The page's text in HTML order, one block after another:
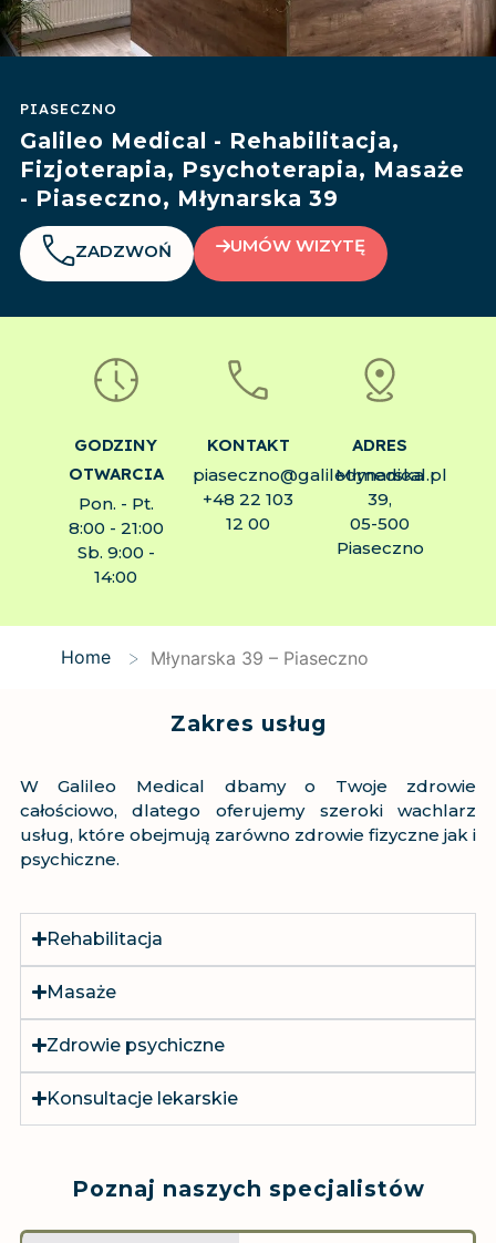
PIASECZNO
Galileo Medical - Rehabilitacja,
Fizjoterapia, Psychoterapia, Masaże
- Piaseczno, Młynarska 39
ZADZWOŃ UMÓW WIZYTĘ
GODZINY
OTWARCIA
Pon. - Pt.
8:00 - 21:00
Sb. 9:00 -
14:00
KONTAKT
piaseczno@galileomedical.pl
+48 22 103
12 00
ADRES
Młynarska
39,
05-500
Piaseczno
Home > Młynarska 39 – Piaseczno
Zakres usług
W Galileo Medical dbamy o Twoje zdrowie
całościowo, dlatego oferujemy szeroki wachlarz
usług, które obejmują zarówno zdrowie fizyczne jak i
psychiczne.
Rehabilitacja
Masaże
Zdrowie psychiczne
Konsultacje lekarskie
Poznaj naszych specjalistów